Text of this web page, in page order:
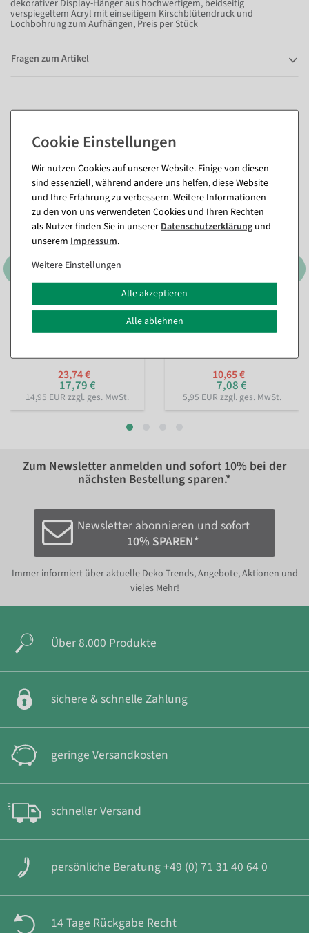
dekorativer Display-Hänger aus hochwertigem, beidseitig
verspiegeltem Acryl mit einseitigem Kirschblütendruck und
Lochbohrung zum Aufhängen, Preis per Stück
Fragen zum Artikel
(8)
%
3er Set Dekoringe, schwarz
23,74 €
17,79 €
14,95 EUR zzgl. ges. MwSt.
Tulpen-Aufsteller gelb aus
Filz 58 cm
10,65 €
7,08 €
5,95 EUR zzgl. ges. MwSt.
Zum Newsletter anmelden und sofort 10% bei der
nächsten Bestellung sparen.*
Newsletter abonnieren und sofort
10% SPAREN*
Immer informiert über aktuelle Deko-Trends, Angebote, Aktionen und
vieles Mehr!
Über 8.000 Produkte
sichere & schnelle Zahlung
geringe Versandkosten
schneller Versand
persönliche Beratung +49 (0) 71 31 40 64 0
14 Tage Rückgabe Recht
Wir nutzen Cookies auf unserer Website. Einige von diesen
sind essenziell, während andere uns helfen, diese Website
und Ihre Erfahrung zu verbessern. Weitere Informationen
zu den von uns verwendeten Cookies und Ihren Rechten
als Nutzer finden Sie in unsererDaten­schutz­erklärung und
unserem Impressum.
Weitere Einstellungen
Alle akzeptieren
Alle ablehnen